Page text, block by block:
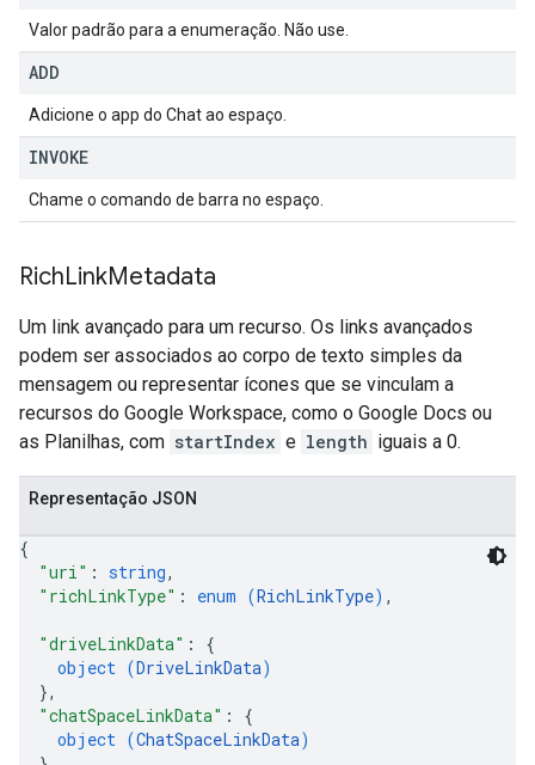
Valor padrão para a enumeração. Não use.
ADD
Adicione o app do Chat ao espaço.
INVOKE
Chame o comando de barra no espaço.
RichLinkMetadata
Um link avançado para um recurso. Os links avançados
podem ser associados ao corpo de texto simples da
mensagem ou representar ícones que se vinculam a
recursos do Google Workspace, como o Google Docs ou
as Planilhas, com startIndex e length iguais a 0.
Representação JSON
{
"uri" : string,
"richLinkType" : enum (RichLinkType) ,
"driveLinkData" : {
object (DriveLinkData)
},
"chatSpaceLinkData" : {
object (ChatSpaceLinkData)